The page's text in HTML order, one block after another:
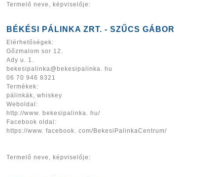
Termelő neve, képviselője:
BÉKÉSI PÁLINKA ZRT. - SZŰCS GÁBOR
Elérhetőségek:
Gőzmalom sor 12.
Ady u. 1.
bekesipalinka@bekesipalinka. hu
06 70 946 8321
Termékek:
pálinkák, whiskey
Weboldal:
http://www. bekesipalinka. hu/
Facebook oldal:
https://www. facebook. com/BekesiPalinkaCentrum/
Termelő neve, képviselője: